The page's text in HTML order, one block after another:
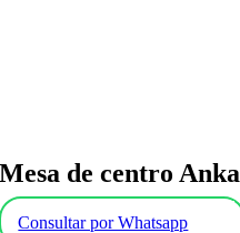
Mesa de centro Anka
Consultar por Whatsapp